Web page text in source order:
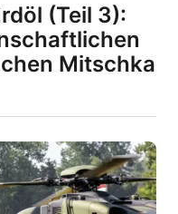
(Teil 3):
Mitschka